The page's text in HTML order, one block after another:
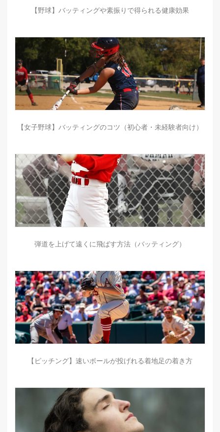
【野球】バッティングや素振りで得られる健康効果
【女子野球】バッティングのコツ（初心者・未経験者向け）
弾道を上げて遠くに飛ばす方法（バッティング）
【ピッチング】速いボールが投げれる着地足の着き方